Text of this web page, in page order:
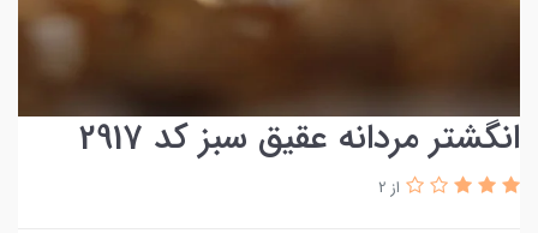
انگشتر مردانه عقیق سبز کد 2917
از 2